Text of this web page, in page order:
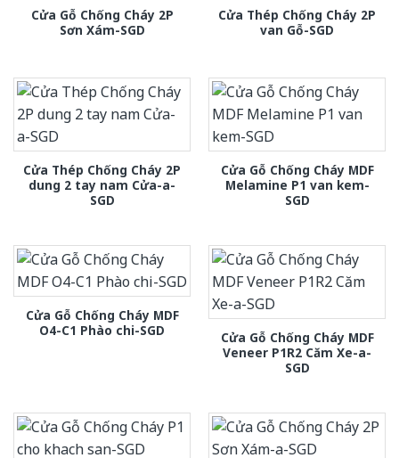
Cửa Gỗ Chống Cháy 2P
Sơn Xám-SGD
Cửa Thép Chống Cháy 2P
van Gỗ-SGD
Cửa Thép Chống Cháy 2P
dung 2 tay nam Cửa-a-
SGD
Cửa Gỗ Chống Cháy MDF
Melamine P1 van kem-
SGD
Cửa Gỗ Chống Cháy MDF
O4-C1 Phào chi-SGD
Cửa Gỗ Chống Cháy MDF
Veneer P1R2 Căm Xe-a-
SGD